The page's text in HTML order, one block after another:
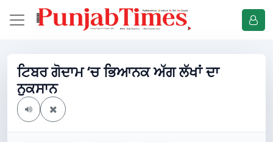
ਟਿਬਰ ਗੋਦਾਮ ‘ਚ ਭਿਆਨਕ ਅੱਗ ਲੱਖਾਂ ਦਾ
ਨੁਕਸਾਨ